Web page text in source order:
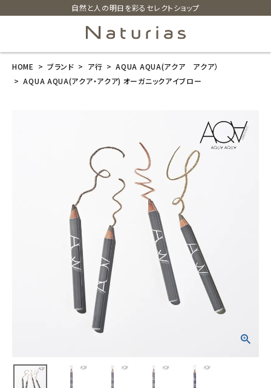
自然と人の明日を彩るセレクトショップ
search
美容・コスメ・香水
HOME ブランド ア行
AQUA AQUA(アクア アクア）
AQUA AQUA(アクア・アクア) オーガニックアイブロー